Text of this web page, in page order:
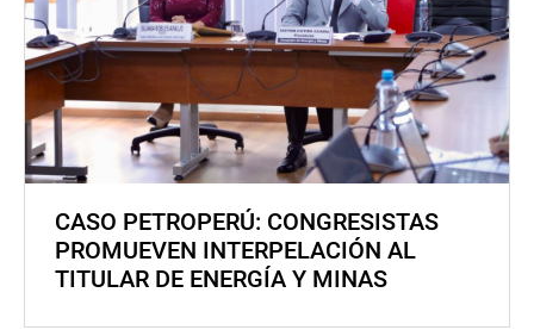
CASO PETROPERÚ: CONGRESISTAS
PROMUEVEN INTERPELACIÓN AL
TITULAR DE ENERGÍA Y MINAS